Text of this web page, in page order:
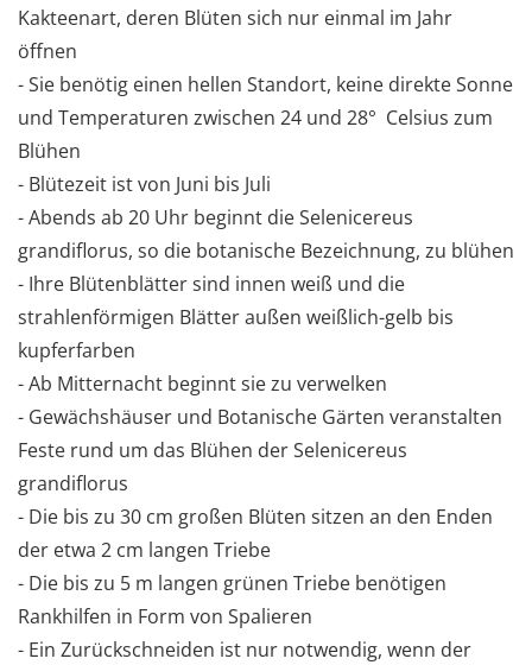
Kakteenart, deren Blüten sich nur einmal im Jahr
öffnen
- Sie benötig einen hellen Standort, keine direkte Sonne
und Temperaturen zwischen 24 und 28° Celsius zum
Blühen
- Blütezeit ist von Juni bis Juli
- Abends ab 20 Uhr beginnt die Selenicereus
grandiflorus, so die botanische Bezeichnung, zu blühen
- Ihre Blütenblätter sind innen weiß und die
strahlenförmigen Blätter außen weißlich-gelb bis
kupferfarben
- Ab Mitternacht beginnt sie zu verwelken
- Gewächshäuser und Botanische Gärten veranstalten
Feste rund um das Blühen der Selenicereus
grandiflorus
- Die bis zu 30 cm großen Blüten sitzen an den Enden
der etwa 2 cm langen Triebe
- Die bis zu 5 m langen grünen Triebe benötigen
Rankhilfen in Form von Spalieren
- Ein Zurückschneiden ist nur notwendig, wenn der